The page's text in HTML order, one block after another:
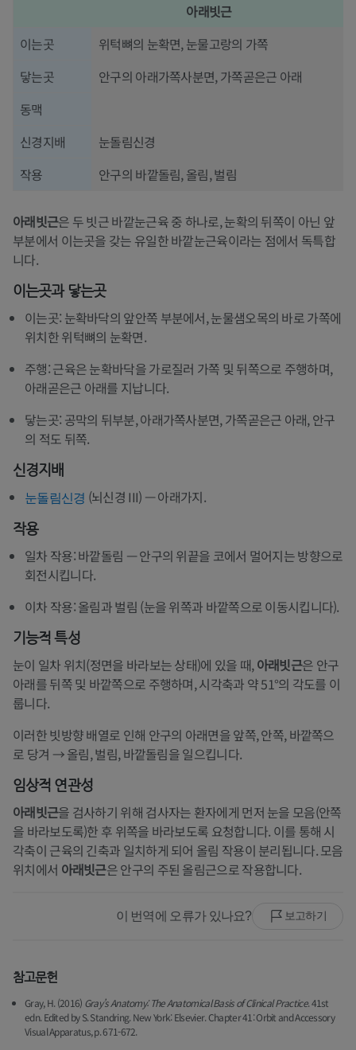
아래빗근
이는곳
위턱뼈의 눈확면, 눈물고랑의 가쪽
닿는곳
안구의 아래가쪽사분면, 가쪽곧은근 아래
동맥
신경지배
눈돌림신경
작용
안구의 바깥돌림, 올림, 벌림
아래빗근은 두 빗근 바깥눈근육 중 하나로, 눈확의 뒤쪽이 아닌 앞
부분에서 이는곳을 갖는 유일한 바깥눈근육이라는 점에서 독특합
니다.
이는곳과 닿는곳
이는곳: 눈확바닥의 앞안쪽 부분에서, 눈물샘오목의 바로 가쪽에
위치한 위턱뼈의 눈확면.
주행: 근육은 눈확바닥을 가로질러 가쪽 및 뒤쪽으로 주행하며,
아래곧은근 아래를 지납니다.
닿는곳: 공막의 뒤부분, 아래가쪽사분면, 가쪽곧은근 아래, 안구
의 적도 뒤쪽.
신경지배
눈돌림신경 (뇌신경 III) — 아래가지.
작용
일차 작용: 바깥돌림 — 안구의 위끝을 코에서 멀어지는 방향으로
회전시킵니다.
이차 작용: 올림과 벌림 (눈을 위쪽과 바깥쪽으로 이동시킵니다).
기능적 특성
눈이 일차 위치(정면을 바라보는 상태)에 있을 때,아래빗근은 안구
아래를 뒤쪽 및 바깥쪽으로 주행하며, 시각축과 약 51°의 각도를 이
룹니다.
이러한 빗방향 배열로 인해 안구의 아래면을 앞쪽, 안쪽, 바깥쪽으
로 당겨 → 올림, 벌림, 바깥돌림을 일으킵니다.
임상적 연관성
아래빗근을 검사하기 위해 검사자는 환자에게 먼저 눈을 모음(안쪽
을 바라보도록)한 후 위쪽을 바라보도록 요청합니다. 이를 통해 시
각축이 근육의 긴축과 일치하게 되어 올림 작용이 분리됩니다. 모음
위치에서 아래빗근은 안구의 주된 올림근으로 작용합니다.
이 번역에 오류가 있나요? 보고하기
참고문헌
Gray, H. (2016) Gray’s Anatomy: The Anatomical Basis of Clinical Practice. 41st
edn. Edited by S. Standring. New York: Elsevier. Chapter 41: Orbit and Accessory
Visual Apparatus, p. 671-672.